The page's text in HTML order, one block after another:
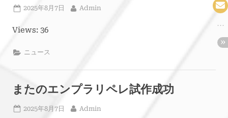
Posted
2025年8月7日 By
Admin
Views: 36
ニュース
またのエンプラリペレ試作成功
Posted
2025年8月7日 By
Admin